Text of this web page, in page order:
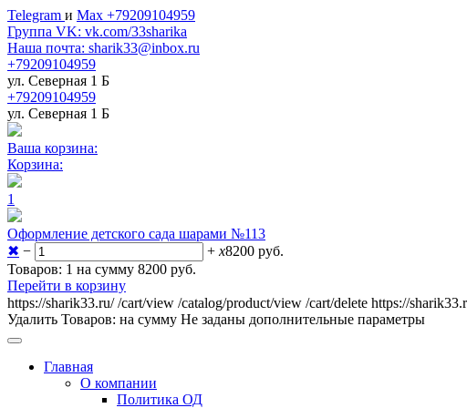
Telegram и Max +79209104959
Группа VK: vk.com/33sharika
Наша почта: sharik33@inbox.ru
+79209104959
ул. Северная 1 Б
+79209104959
ул. Северная 1 Б
Ваша корзина:
Корзина:
1
Оформление детского сада шарами №113
✖ − + x8200 руб.
Товаров: 1 на сумму 8200 руб.
Перейти в корзину
https://sharik33.ru/ /cart/view /catalog/product/view /cart/delete https://
Удалить Товаров: на сумму Не заданы дополнительные параметры
Главная
О компании
Политика ОД